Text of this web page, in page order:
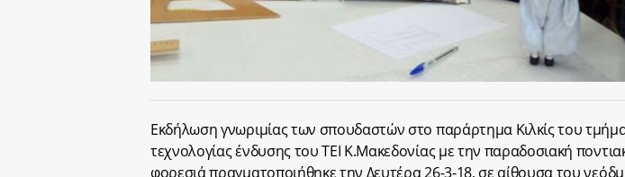
Εκδήλωση γνωριμίας των σπουδαστών στο παράρτημα Κιλκίς του
τεχνολογίας ένδυσης του ΤΕΙ Κ.Μακεδονίας με την παραδοσιακή
φορεσιά πραγματοποιήθηκε την Δευτέρα 26-3-18, σε αίθουσα του